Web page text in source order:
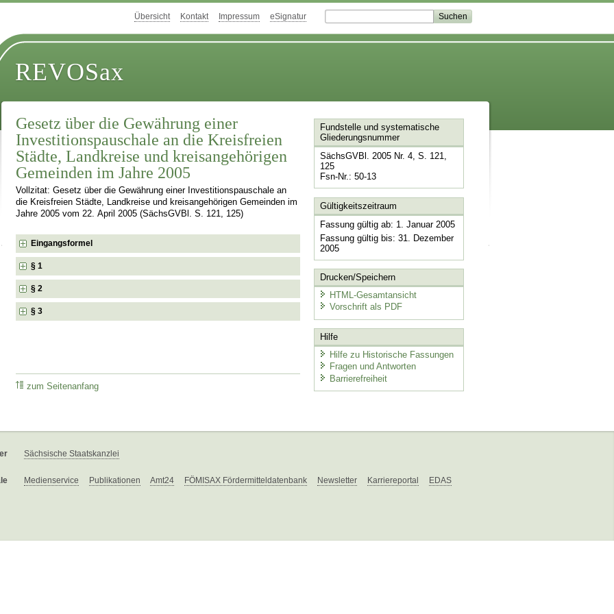
Übersicht Kontakt Impressum eSignatur
REVOSax
Gesetz über die Gewährung einer
Investitionspauschale an die Kreisfreien
Städte, Landkreise und kreisangehörigen
Gemeinden im Jahre 2005
Vollzitat: Gesetz über die Gewährung einer Investitionspauschale an
die Kreisfreien Städte, Landkreise und kreisangehörigen Gemeinden im
Jahre 2005 vom 22. April 2005 (SächsGVBl. S. 121, 125)
Eingangsformel
§ 1
§ 2
§ 3
zum Seitenanfang
Fundstelle und systematische
Gliederungsnummer
SächsGVBl. 2005 Nr. 4, S. 121,
125
Fsn-Nr.: 50-13
Gültigkeitszeitraum
Fassung gültig ab: 1. Januar 2005
Fassung gültig bis: 31. Dezember
2005
Drucken/Speichern
HTML-Gesamtansicht
Vorschrift als PDF
Hilfe
Hilfe zu Historische Fassungen
Fragen und Antworten
Barrierefreiheit
Sächsische Staatskanzlei
Medienservice Publikationen Amt24 FÖMISAX Fördermitteldatenbank Newsletter Karriereportal EDAS